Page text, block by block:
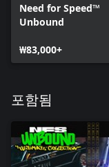
Need for Speed™
Unbound
₩83,000+
포함됨